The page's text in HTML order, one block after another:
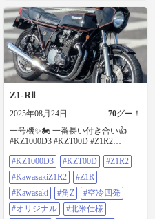
Z1-RⅡ
2025年08月24日 70グー！
一号機✨🏍️ 一番長い付き合い👍
#KZ1000D3 #KZT00D #Z1R2
Z #空冷四発 #オリジナル #北米仕様
#エボニー #1980yearmodel
#KZ1000D3 #KZT00D
#Z1R2
#KawasakiZ1R2
#Z1R
#Kawasaki
#角Z
#空冷四発
#オリジナル
#北米仕様